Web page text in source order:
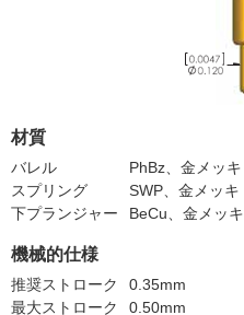
材質
バレル
PhBz、金メッキ
スプリング
SWP、金メッキ
下プランジャー
BeCu、金メッキ
機械的仕様
推奨ストローク
0.35mm
最大ストローク
0.50mm